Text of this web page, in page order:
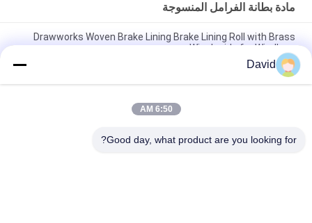
مادة بطانة الفرامل المنسوجة
Drawworks Woven Brake Lining Brake Lining Roll with Brass
Wire Inside for Windlass
مادة غياب الأسبستوس المنسوجة المخصصة لفراشات الفرامل لرفع
الرافعة
مادة تبطين الفرامل المنسوجة لجرار المزرعة المصنعة للمعدات الأصلية
David
6:50 AM
Good day, what product are you looking for?